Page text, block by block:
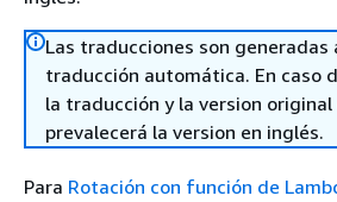
Las traducciones son generadas
traducción automática. En caso
la traducción y la version original
prevalecerá la version en inglés.
Para Rotación con función de